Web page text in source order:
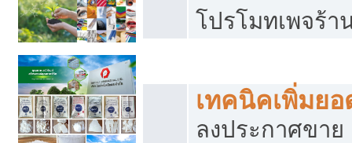
โปรโมทเพจร้า
เทคนิคเพิ่มย
ลงประกาศขา